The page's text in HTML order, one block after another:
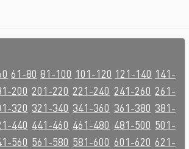
61-80 81-100 101-120 121-140 141-
200 201-220 221-240 241-260 261-
320 321-340 341-360 361-380 381-
440 441-460 461-480 481-500 501-
560 561-580 581-600 601-620 621-